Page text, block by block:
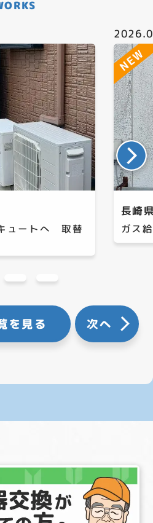
ュートへ 取替
長崎
ガス
を見る 次へ